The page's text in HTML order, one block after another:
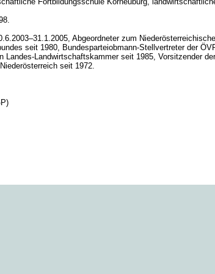
Abgeordneter zum
seit 1980, Bundesparteiobmann-Stellvertreter der
Landes-Landwirtschaftskammer seit 1985, Vorsitzender
seit 1972.